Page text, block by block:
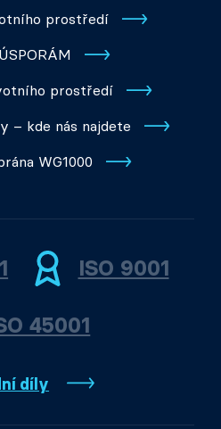
prostředí
prostředí
– kde nás najdete
WG1000
ISO 9001
45001
díly